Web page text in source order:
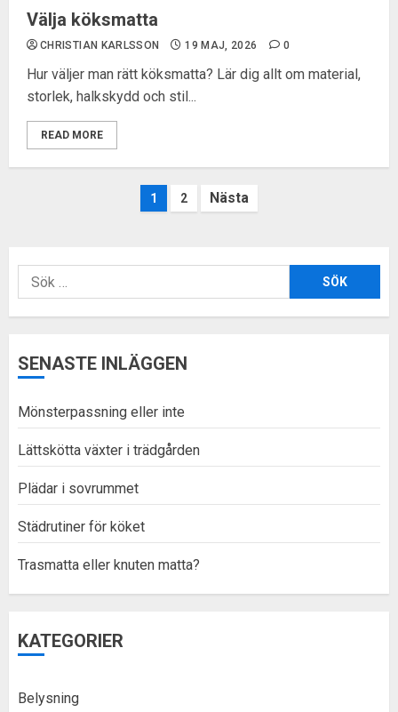
Välja köksmatta
CHRISTIAN KARLSSON 19 MAJ, 2026 0
Hur väljer man rätt köksmatta? Lär dig allt om material,
storlek, halkskydd och stil...
READ MORE
Sidnumrering
inlägg
1 2
Sök
efter:
SENASTE INLÄGGEN
Mönsterpassning eller inte
Lättskötta växter i trädgården
Plädar i sovrummet
Städrutiner för köket
Trasmatta eller knuten matta?
KATEGORIER
Belysning